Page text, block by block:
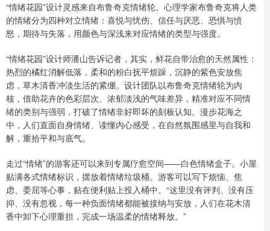
“情绪花园”设计灵感来自布鲁奇克情绪轮。心理学家布鲁奇克将人类
的情绪分为四种对立情绪：喜悦与忧伤、信任与厌恶、恐惧与愤
怒，期待与失落，用颜色与深浅来对应情绪的类型与强度。
“情绪花园”设计师潘山告诉记者，其实，鲜花自带治愈的天然属性：
热烈的橘红消解低落，柔和的粉白抚平烦躁，沉静的紫色安放焦
虑，草木清香冲淡生活的紧绷。设计团队以布鲁奇克情绪轮为内
核，借助花卉的色彩层次、浓郁淡浅的气味差异，精准对应不同情
绪的类别与强弱，打破了情绪非好即坏的刻板认知。漫步花海之
中，人们直面自身情绪、读懂内心感受，在自然氛围感里与自我和
解，重拾平和与底气。
走过“情绪”的游客还可以来到专属疗愈空间——白色情绪盒子。小屋
贴满各式情绪标识，摆放着情绪垃圾桶。游客可以写下烦恼、焦
虑、委屈等心事，贴在便利贴上投入桶中。“这里没有评判、没有压
抑、没有忽视，每一种负面情绪都能被接纳与安放，人们在花木清
香中卸下心理重担，完成一场温柔的情绪释放。”